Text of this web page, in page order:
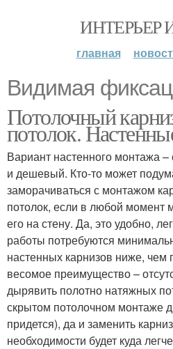
ИНТЕРЬЕР
главная
Видимая
Потолочный
потолок.
Вариант настенного монтажа
и дешевый. Кто-то может
заморачиваться с монтажом
потолок, если в любой момент
его на стену. Да, это удобно,
работы потребуются
настенных карнизов ниже,
весомое преимущество –
дырявить полотно натяжных
скрытом потолочном монтаже
придется), да и заменить
необходимости будет куда